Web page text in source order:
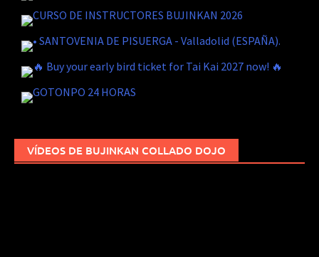
VÍDEOS DE BUJINKAN COLLADO DOJO